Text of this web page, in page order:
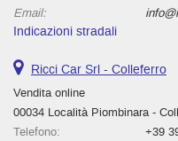
Email:
Indicazioni stradali
Ricci Car Srl - Colleferro
Vendita online
00034 Località Piombinara -
Telefono:
+39